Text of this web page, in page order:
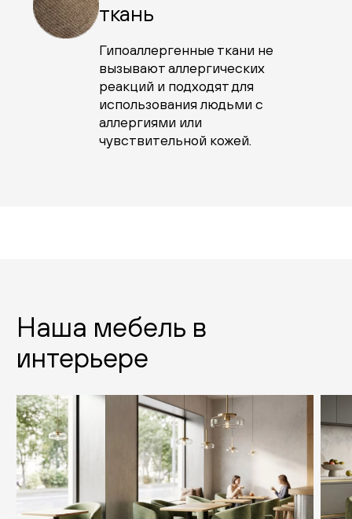
ткань
Гипоаллергенные ткани не
вызывают аллергических
реакций и подходят для
использования людьми с
аллергиями или
чувствительной кожей.
Наша мебель в
интерьере